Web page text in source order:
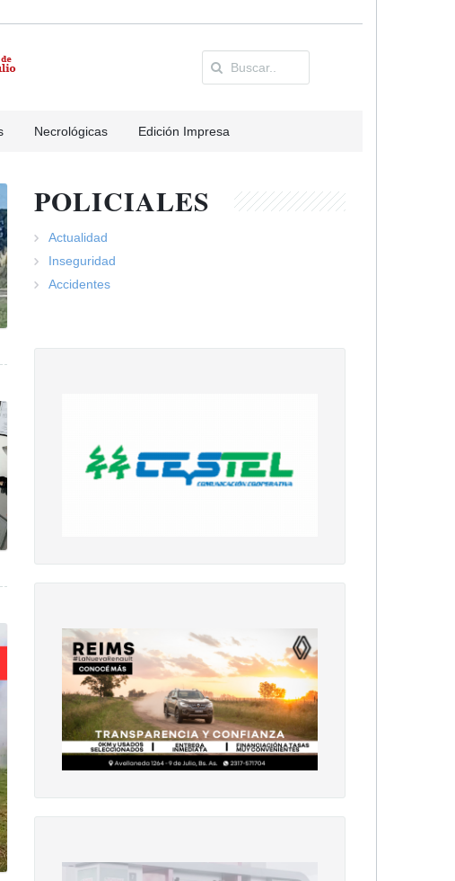
Necrológicas Edición Impresa
POLICIALES
Actualidad
Inseguridad
Accidentes